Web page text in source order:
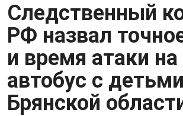
Следственный
РФ назвал
и время атаки на
автобус с
Брянской